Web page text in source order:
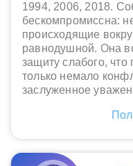
1994, 2006, 2018.
бескомпромиссна:
происходящие
равнодушной. Она
защиту слабого,
только немало
заслуженное